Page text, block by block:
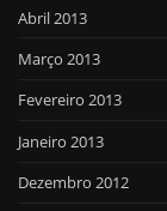
Abril 2013
Março 2013
Fevereiro 2013
Janeiro 2013
Dezembro 2012